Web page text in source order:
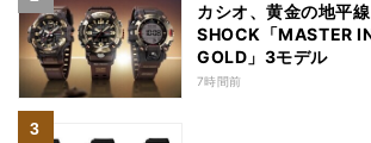
カシオ、黄金の地平
SHOCK「MASTER
GOLD」3モデル
7時間前